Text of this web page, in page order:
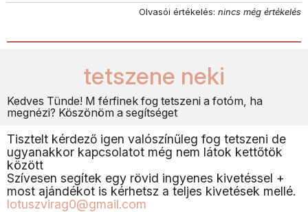
Olvasói értékelés: nincs még értékelés
tetszene neki
Kedves Tünde! M férfinek fog tetszeni a fotóm, ha
megnézi? Köszönöm a segítséget
Tisztelt kérdező igen valószínűleg fog tetszeni de
ugyanakkor kapcsolatot még nem látok kettőtök
között
Szívesen segítek egy rövid ingyenes kivetéssel +
most ajándékot is kérhetsz a teljes kivetések mellé.
lotuszvirag0@gmail.com